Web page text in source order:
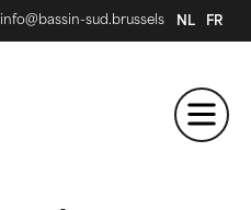
info@bassin-sud.brussels NL FR